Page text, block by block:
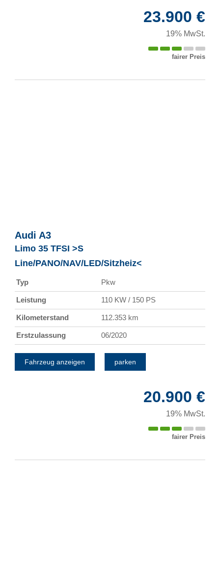
23.900 €
19% MwSt.
fairer Preis
Audi A3
Limo 35 TFSI >S
Line/PANO/NAV/LED/Sitzheiz<
Typ Pkw
Leistung 110 KW / 150 PS
Kilometerstand 112.353 km
Erstzulassung 06/2020
Fahrzeug anzeigen parken
20.900 €
19% MwSt.
fairer Preis